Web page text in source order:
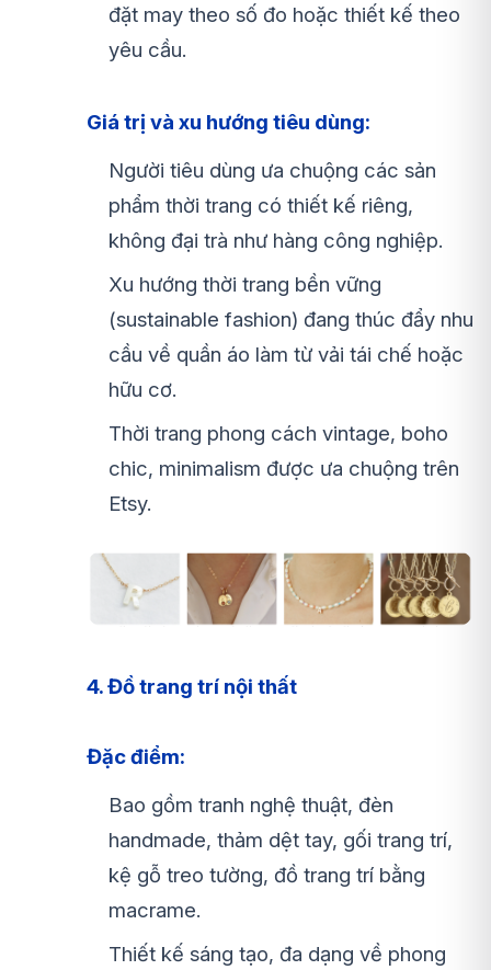
đặt may theo số đo hoặc thiết kế theo
yêu cầu.
Giá trị và xu hướng tiêu dùng:
Người tiêu dùng ưa chuộng các sản
phẩm thời trang có thiết kế riêng,
không đại trà như hàng công nghiệp.
Xu hướng thời trang bền vững
(sustainable fashion) đang thúc đẩy nhu
cầu về quần áo làm từ vải tái chế hoặc
hữu cơ.
Thời trang phong cách vintage, boho
chic, minimalism được ưa chuộng trên
Etsy.
4. Đồ trang trí nội thất
Đặc điểm:
Bao gồm tranh nghệ thuật, đèn
handmade, thảm dệt tay, gối trang trí,
kệ gỗ treo tường, đồ trang trí bằng
macrame.
Thiết kế sáng tạo, đa dạng về phong